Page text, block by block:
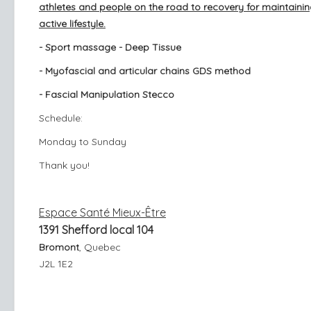
athletes and people on the road to recovery for
active lifestyle.
- Sport massage - Deep Tissue
- Myofascial and articular chains GDS method
- Fascial Manipulation Stecco
Schedule:
Monday to Sunday
Thank you!
Espace Santé Mieux-Être
1391 Shefford local 104
Bromont, Quebec
J2L 1E2